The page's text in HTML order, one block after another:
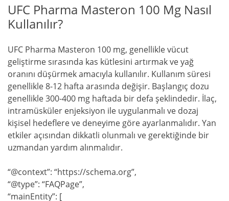
UFC Pharma Masteron 100 Mg Nasıl
Kullanılır?
UFC Pharma Masteron 100 mg, genellikle vücut
geliştirme sırasında kas kütlesini artırmak ve yağ
oranını düşürmek amacıyla kullanılır. Kullanım süresi
genellikle 8-12 hafta arasında değişir. Başlangıç dozu
genellikle 300-400 mg haftada bir defa şeklindedir. İlaç,
intramüsküler enjeksiyon ile uygulanmalı ve dozaj
kişisel hedeflere ve deneyime göre ayarlanmalıdır. Yan
etkiler açısından dikkatli olunmalı ve gerektiğinde bir
uzmandan yardım alınmalıdır.
“@context”: “https://schema.org”,
“@type”: “FAQPage”,
“mainEntity”: [